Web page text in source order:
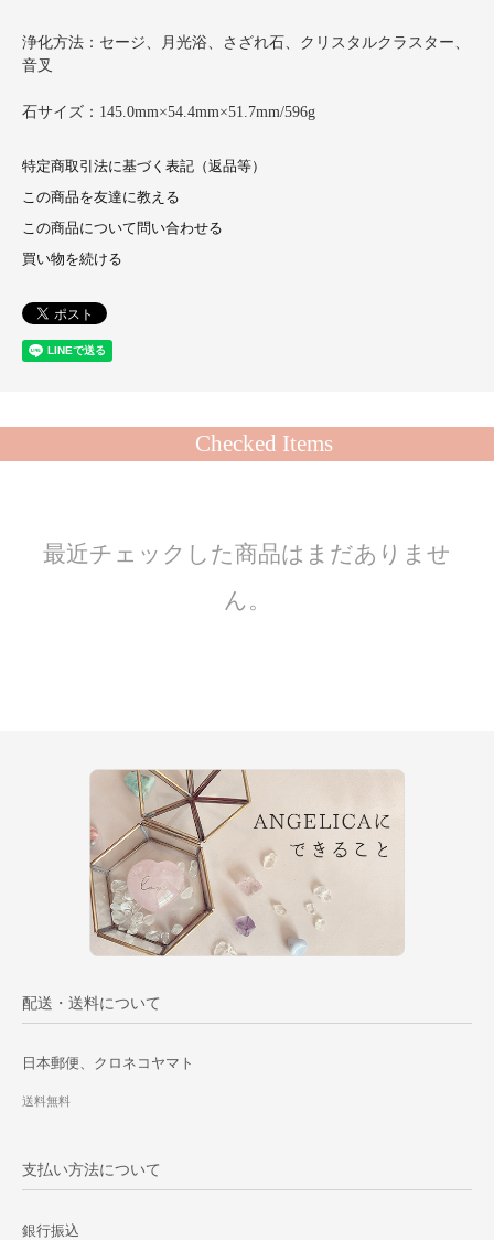
浄化方法：セージ、月光浴、さざれ石、クリスタルクラスター、
音叉
石サイズ：145.0mm×54.4mm×51.7mm/596g
特定商取引法に基づく表記（返品等）
この商品を友達に教える
この商品について問い合わせる
買い物を続ける
Checked Items
最近チェックした商品はまだありませ
ん。
配送・送料について
日本郵便、クロネコヤマト
送料無料
支払い方法について
銀行振込